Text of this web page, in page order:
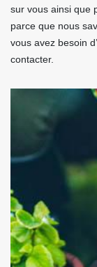
sur vous ainsi que
parce que nous
vous avez besoin
contacter.